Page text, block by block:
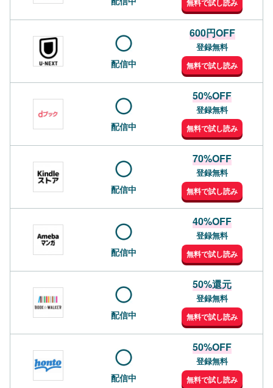
無料で試し読み
配信中
600円OFF
登録無料
無料で試し読み
配信中
50%OFF
登録無料
無料で試し読み
配信中
70%OFF
登録無料
無料で試し読み
配信中
40%OFF
登録無料
無料で試し読み
配信中
50%還元
登録無料
無料で試し読み
配信中
50%OFF
登録無料
無料で試し読み